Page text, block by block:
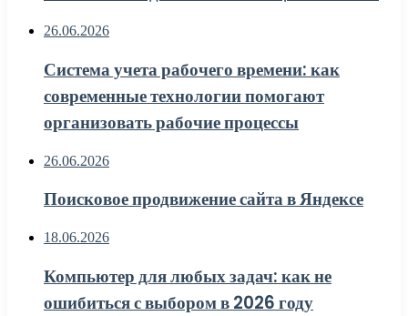
26.06.2026
Система учета рабочего времени: как
современные технологии помогают
организовать рабочие процессы
26.06.2026
Поисковое продвижение сайта в Яндексе
18.06.2026
Компьютер для любых задач: как не
ошибиться с выбором в 2026 году